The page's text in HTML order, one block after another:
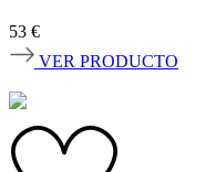
53 €
VER PRODUCTO